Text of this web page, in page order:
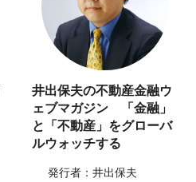
井出保夫の不動産金融ウ
ェブマガジン 「金融」
と「不動産」をグローバ
ルウォッチする
発行者：井出保夫